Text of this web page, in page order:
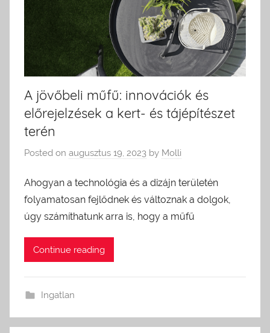
A jövőbeli műfű: innovációk és
előrejelzések a kert- és tájépítészet
terén
Posted on augusztus 19, 2023 by Molli
Ahogyan a technológia és a dizájn területén
folyamatosan fejlődnek és változnak a dolgok,
úgy számíthatunk arra is, hogy a műfű
Continue reading
Ingatlan